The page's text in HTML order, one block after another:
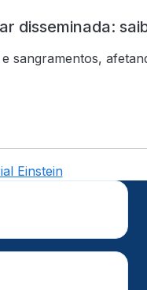
disseminada:
sangramentos,
Einstein